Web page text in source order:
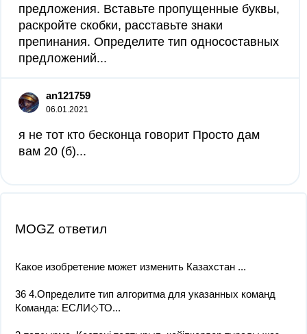
предложения. Вставьте пропущенные буквы,
раскройте скобки, расставьте знаки
препинания. Определите тип односоставных
предложений...
an121759
06.01.2021
я не тот кто бесконца говорит Просто дам
вам 20 (б)...
MOGZ ответил
Какое изобретение может изменить Казахстан ​...
36 4.Определите тип алгоритма для указанных команд
Команда: ЕСЛИ◇ТО...